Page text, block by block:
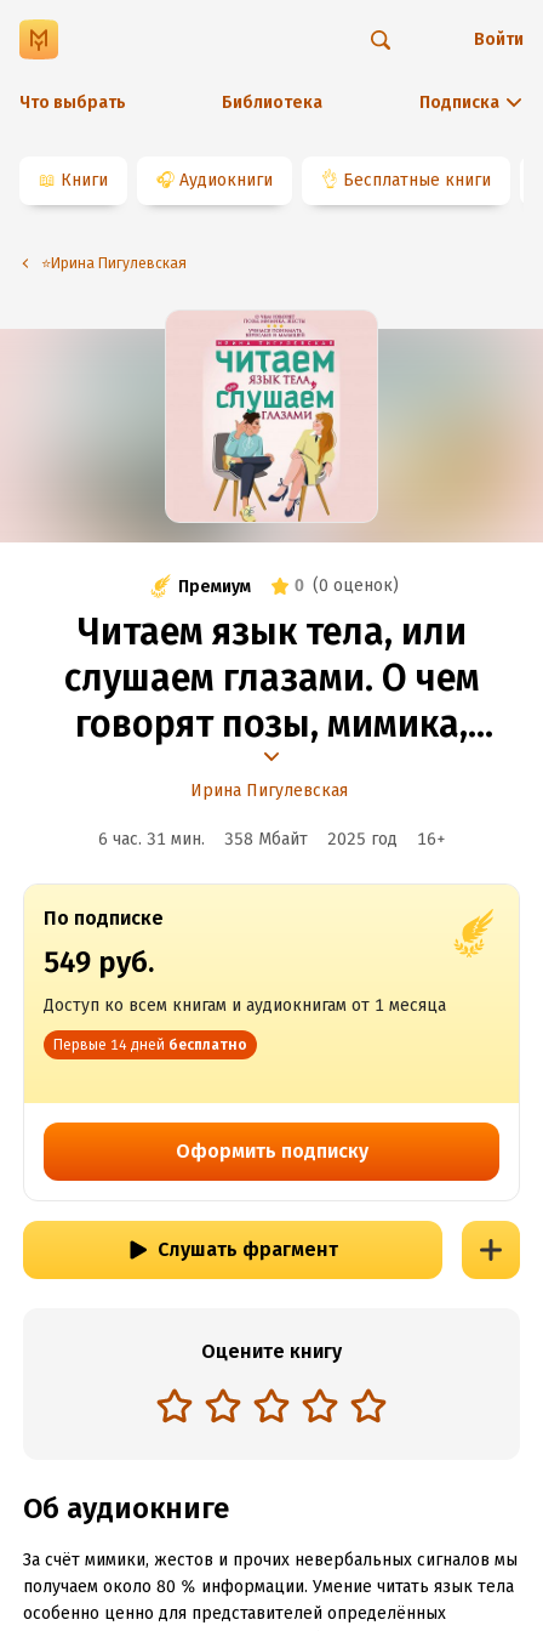
Что выбрать Библиотека Подписка
Войти
📖 Книги 🎧 Аудиокниги 👌 Бесплатные книги
⭐️Ирина Пигулевская
Премиум 0 (0 оценок)
Читаем язык тела, или
слушаем глазами. О чем
говорят позы, мимика,
жесты. Учимся понимать
Ирина Пигулевская
6 час. 31 мин. 358 Мбайт 2025 год 16+
По подписке
549 руб.
Доступ ко всем книгам и аудиокнигам от 1 месяца
Первые 14 дней бесплатно
Оформить подписку
Слушать фрагмент
Оцените книгу
Об аудиокниге
За счёт мимики, жестов и прочих невербальных сигналов мы
получаем около 80 % информации. Умение читать язык тела
особенно ценно для представителей определённых